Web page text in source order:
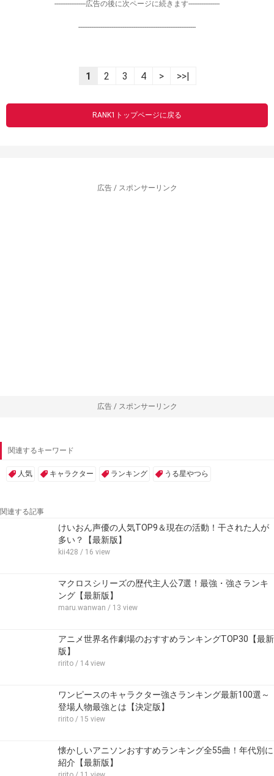
-----------------広告の後に次ページに続きます-----------------
----------------------------------------------------------------
1 2 3 4 > >>|
RANK1トップページに戻る
広告 / スポンサーリンク
広告 / スポンサーリンク
関連するキーワード
人気 キャラクター ランキング うる星やつら
関連する記事
けいおん声優の人気TOP9＆現在の活動！干された人が
多い？【最新版】
kii428 / 16 view
マクロスシリーズの歴代主人公7選！最強・強さランキ
ング【最新版】
maru.wanwan / 13 view
アニメ世界名作劇場のおすすめランキングTOP30【最新
版】
ririto / 14 view
ワンピースのキャラクター強さランキング最新100選～
登場人物最強とは【決定版】
ririto / 15 view
懐かしいアニソンおすすめランキング全55曲！年代別に
紹介【最新版】